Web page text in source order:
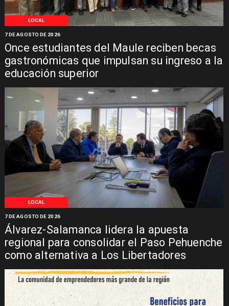
LOCAL
Once estudiantes del Maule reciben becas
gastronómicas que impulsan su ingreso a la
educación superior
7 DE AGOSTO DE 2026
LOCAL
Álvarez-Salamanca lidera la apuesta
regional para consolidar el Paso Pehuenche
como alternativa a Los Libertadores
7 DE AGOSTO DE 2026